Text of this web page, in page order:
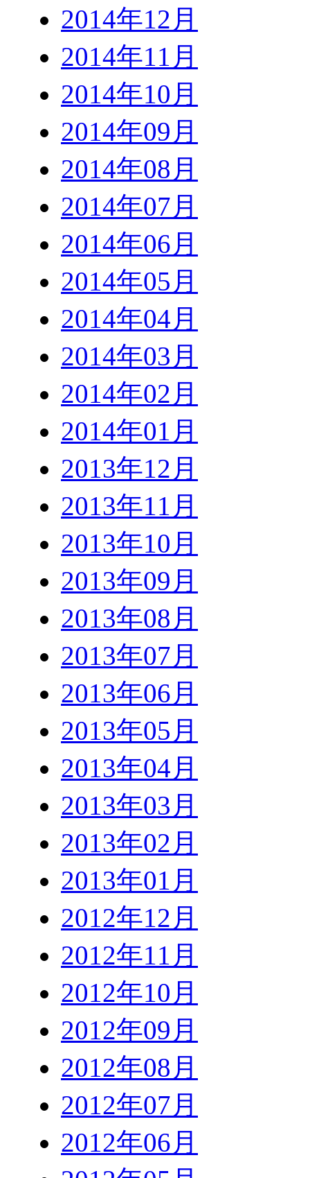
2014年12月
2014年11月
2014年10月
2014年09月
2014年08月
2014年07月
2014年06月
2014年05月
2014年04月
2014年03月
2014年02月
2014年01月
2013年12月
2013年11月
2013年10月
2013年09月
2013年08月
2013年07月
2013年06月
2013年05月
2013年04月
2013年03月
2013年02月
2013年01月
2012年12月
2012年11月
2012年10月
2012年09月
2012年08月
2012年07月
2012年06月